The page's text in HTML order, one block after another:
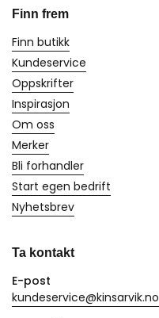
Finn frem
Finn butikk
Kundeservice
Oppskrifter
Inspirasjon
Om oss
Merker
Bli forhandler
Start egen bedrift
Nyhetsbrev
Ta kontakt
E-post
kundeservice@kinsarvik.no